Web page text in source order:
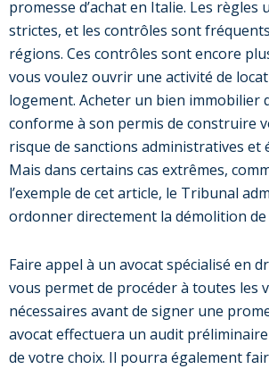
promesse d’achat en Italie. Les
strictes, et les contrôles sont
régions. Ces contrôles sont encore
vous voulez ouvrir une activité de
logement. Acheter un bien immobilier
conforme à son permis de construire
risque de sanctions administratives et
Mais dans certains cas extrêmes,
l’exemple de cet article, le Tribunal
ordonner directement la démolition de
Faire appel à un avocat spécialisé en
vous permet de procéder à toutes les
nécessaires avant de signer une
avocat effectuera un audit
de votre choix. Il pourra également